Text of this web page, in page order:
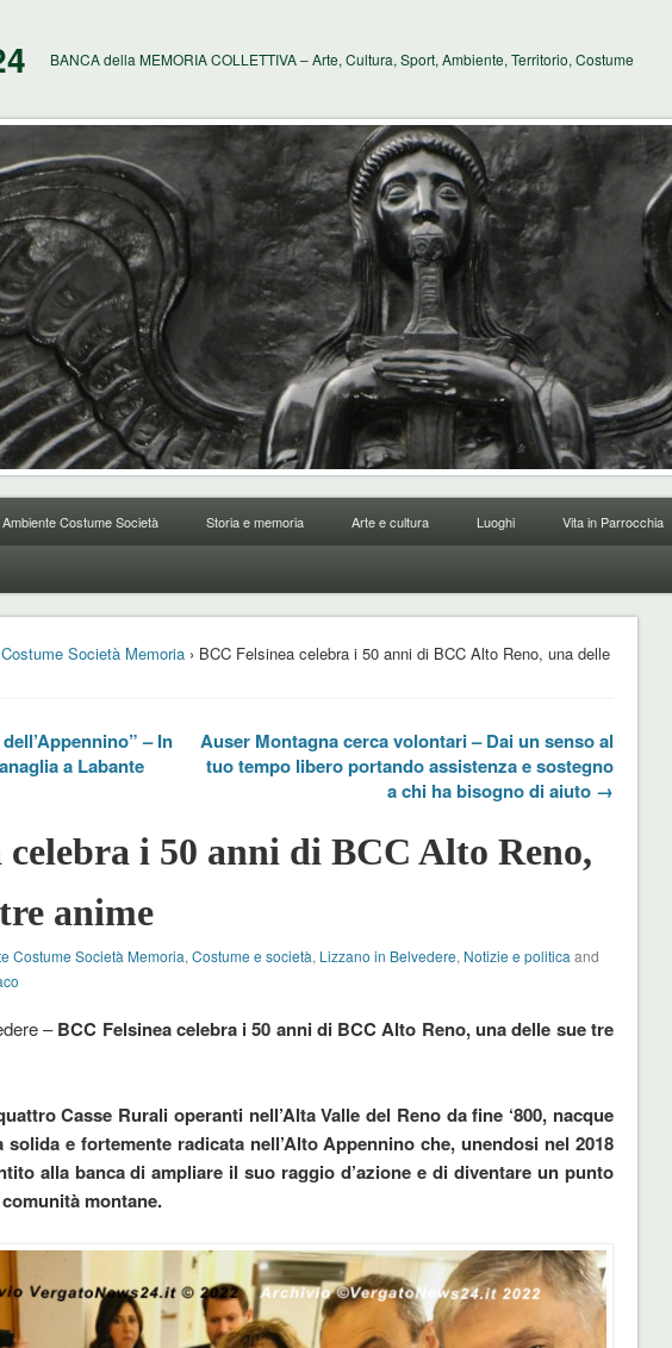
BANCA della MEMORIA COLLETTIVA – Arte, Cultura, Sport, Ambiente, Territorio, Costume
Ambiente Costume Società Storia e memoria Arte e cultura Luoghi Vita in Parrocchia
Società Memoria› BCC Felsinea celebra i 50 anni di BCC Alto Reno, una delle
– In
a Labante
Auser Montagna cerca volontari – Dai un senso al
tuo tempo libero portando assistenza e sostegno
a chi ha bisogno di aiuto →
celebra i 50 anni di BCC Alto Reno,
anime
Costume Società Memoria, Costume e società, Lizzano in Belvedere, Notizie e politica and
–BCC Felsinea celebra i 50 anni di BCC Alto Reno, una delle sue tre
Casse Rurali operanti nell’Alta Valle del Reno da fine ‘800, nacque
e fortemente radicata nell’Alto Appennino che, unendosi nel 2018
alla banca di ampliare il suo raggio d’azione e di diventare un punto
montane.